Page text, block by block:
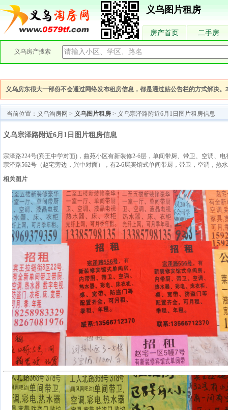
义乌图片租房
房产首页 二手房
义乌房产搜索
义乌房东很大一部份不会通过网络发布租房信息，都是通过贴公告栏的方式解决
当前位置： 义乌淘房网 > 义乌图片租房 > 义乌宗泽路附近6月1日图片租房信息
义乌宗泽路附近6月1日图片租房信息
宗泽路224号(宾王中学对面)，曲苑小区有新装修2-6层，单间带厨、带卫、空调、
宗泽路562号（赵宅旁边，兴中对面），有2-6层宾馆式单间带厨，带卫，空调，热
相关图片